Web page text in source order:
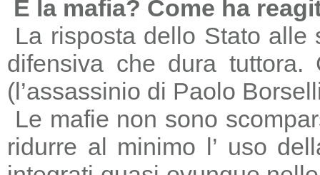
E la mafia? Come ha
La risposta dello Stato alle
difensiva che dura
(l’assassinio di Paolo
Le mafie non sono
ridurre al minimo l’ uso